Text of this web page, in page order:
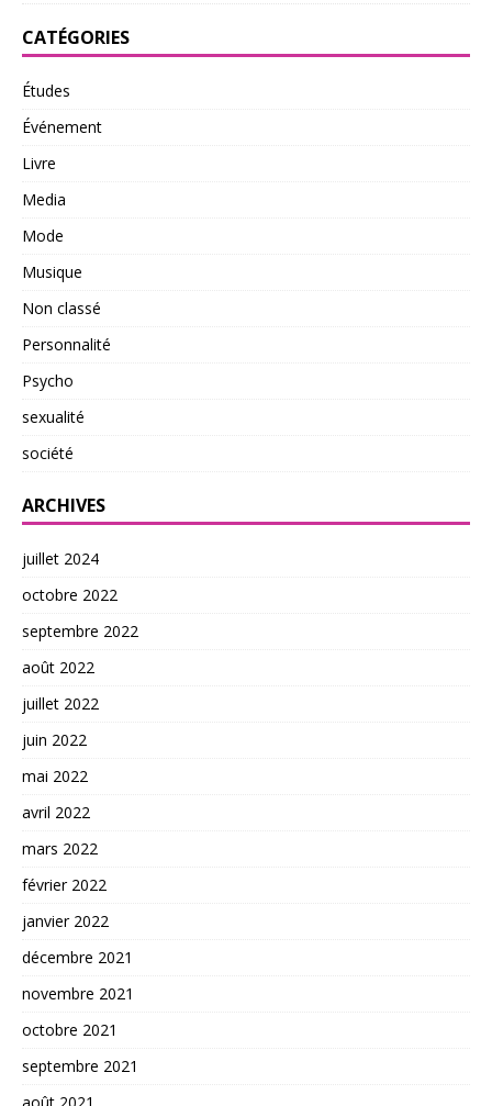
CATÉGORIES
Études
Événement
Livre
Media
Mode
Musique
Non classé
Personnalité
Psycho
sexualité
société
ARCHIVES
juillet 2024
octobre 2022
septembre 2022
août 2022
juillet 2022
juin 2022
mai 2022
avril 2022
mars 2022
février 2022
janvier 2022
décembre 2021
novembre 2021
octobre 2021
septembre 2021
août 2021